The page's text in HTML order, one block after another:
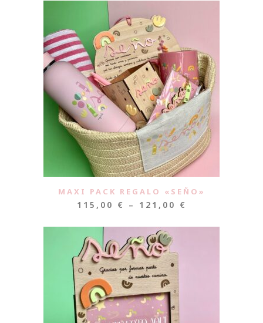
MAXI PACK REGALO «SEÑO»
115,00 € – 121,00 €